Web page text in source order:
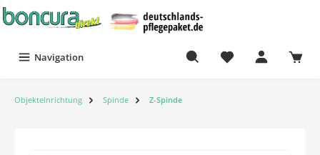
Navigation
Objekteinrichtung Spinde Z-Spinde